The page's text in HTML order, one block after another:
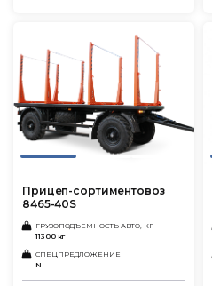
Прицеп-сортиментовоз
8465-40S
ГРУЗОПОДЪЕМНОСТЬ АВТО, КГ
11300 кг
СПЕЦПРЕДЛОЖЕНИЕ
N